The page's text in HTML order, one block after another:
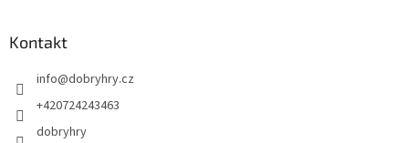
Kontakt
info@dobryhry.cz
+420724243463
dobryhry